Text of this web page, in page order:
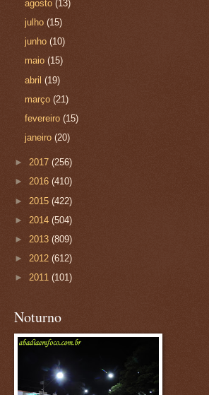
agosto(13)
julho(15)
junho(10)
maio(15)
abril(19)
março(21)
fevereiro(15)
janeiro(20)
► 2017 (256)
► 2016 (410)
► 2015 (422)
► 2014 (504)
► 2013 (809)
► 2012 (612)
► 2011 (101)
Noturno